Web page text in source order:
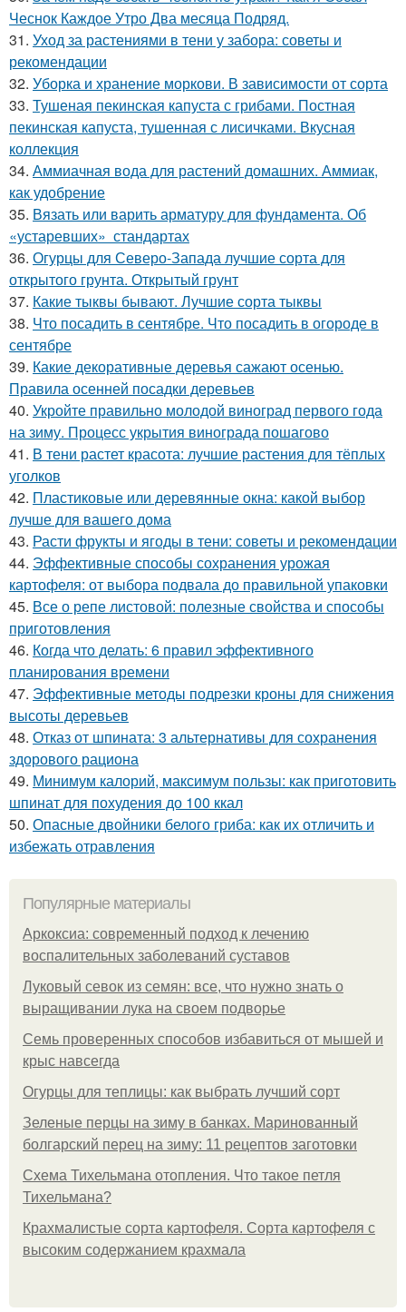
Чеснок Каждое Утро Два месяца Подряд.
31. Уход за растениями в тени у забора: советы и
рекомендации
32. Уборка и хранение моркови. В зависимости от сорта
33. Тушеная пекинская капуста с грибами. Постная
пекинская капуста, тушенная с лисичками. Вкусная
коллекция
34. Аммиачная вода для растений домашних. Аммиак,
как удобрение
35. Вязать или варить арматуру для фундамента. Об
«устаревших» стандартах
36. Огурцы для Северо-Запада лучшие сорта для
открытого грунта. Открытый грунт
37. Какие тыквы бывают. Лучшие сорта тыквы
38. Что посадить в сентябре. Что посадить в огороде в
сентябре
39. Какие декоративные деревья сажают осенью.
Правила осенней посадки деревьев
40. Укройте правильно молодой виноград первого года
на зиму. Процесс укрытия винограда пошагово
41. В тени растет красота: лучшие растения для тёплых
уголков
42. Пластиковые или деревянные окна: какой выбор
лучше для вашего дома
43. Расти фрукты и ягоды в тени: советы и рекомендации
44. Эффективные способы сохранения урожая
картофеля: от выбора подвала до правильной упаковки
45. Все о репе листовой: полезные свойства и способы
приготовления
46. Когда что делать: 6 правил эффективного
планирования времени
47. Эффективные методы подрезки кроны для снижения
высоты деревьев
48. Отказ от шпината: 3 альтернативы для сохранения
здорового рациона
49. Минимум калорий, максимум пользы: как приготовить
шпинат для похудения до 100 ккал
50. Опасные двойники белого гриба: как их отличить и
избежать отравления
Популярные материалы
Аркоксиа: современный подход к лечению
воспалительных заболеваний суставов
Луковый севок из семян: все, что нужно знать о
выращивании лука на своем подворье
Семь проверенных способов избавиться от мышей и
крыс навсегда
Огурцы для теплицы: как выбрать лучший сорт
Зеленые перцы на зиму в банках. Маринованный
болгарский перец на зиму: 11 рецептов заготовки
Схема Тихельмана отопления. Что такое петля
Тихельмана?
Крахмалистые сорта картофеля. Сорта картофеля с
высоким содержанием крахмала